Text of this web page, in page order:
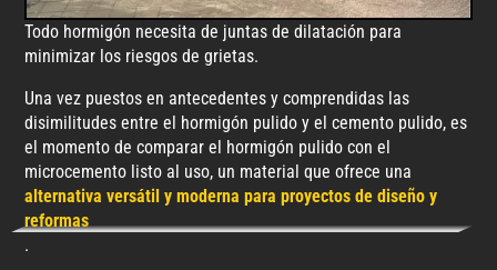
Todo hormigón necesita de juntas de dilatación para
minimizar los riesgos de grietas.
Una vez puestos en antecedentes y comprendidas las
disimilitudes entre el hormigón pulido y el cemento pulido, es
el momento de comparar el hormigón pulido con el
microcemento listo al uso, un material que ofrece una
alternativa versátil y moderna para proyectos de diseño y
reformas
.